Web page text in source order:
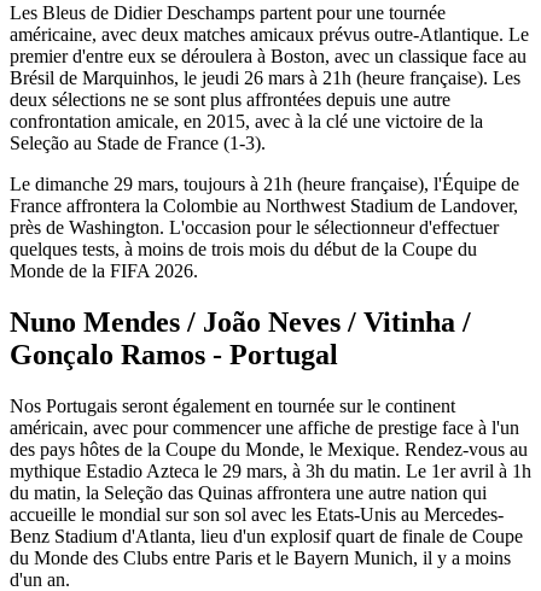
Les Bleus de Didier Deschamps partent pour une tournée
américaine, avec deux matches amicaux prévus outre-Atlantique. Le
premier d'entre eux se déroulera à Boston, avec un classique face au
Brésil de Marquinhos, le jeudi 26 mars à 21h (heure française). Les
deux sélections ne se sont plus affrontées depuis une autre
confrontation amicale, en 2015, avec à la clé une victoire de la
Seleção au Stade de France (1-3).
Le dimanche 29 mars, toujours à 21h (heure française), l'Équipe de
France affrontera la Colombie au Northwest Stadium de Landover,
près de Washington. L'occasion pour le sélectionneur d'effectuer
quelques tests, à moins de trois mois du début de la Coupe du
Monde de la FIFA 2026.
Nuno Mendes / João Neves / Vitinha /
Gonçalo Ramos - Portugal
Nos Portugais seront également en tournée sur le continent
américain, avec pour commencer une affiche de prestige face à l'un
des pays hôtes de la Coupe du Monde, le Mexique. Rendez-vous au
mythique Estadio Azteca le 29 mars, à 3h du matin. Le 1er avril à 1h
du matin, la Seleção das Quinas affrontera une autre nation qui
accueille le mondial sur son sol avec les Etats-Unis au Mercedes-
Benz Stadium d'Atlanta, lieu d'un explosif quart de finale de Coupe
du Monde des Clubs entre Paris et le Bayern Munich, il y a moins
d'un an.